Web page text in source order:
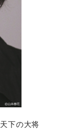
下の大将